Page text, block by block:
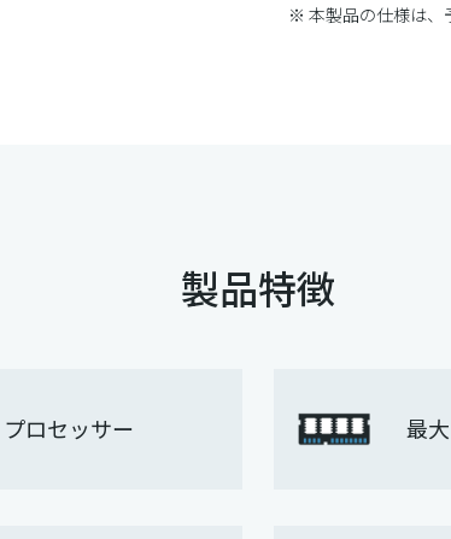
※ 本製品の仕様は、
製品特徴
ロセッサー 最